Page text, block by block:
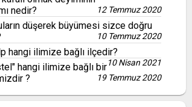
nedir?
12 Temmuz 2020
düşerek büyümesi sizce doğru
10 Temmuz 2020
hangi ilimize bağlı ilçedir?
10 Nisan 2021
hangi ilimize bağlı bir
?
19 Temmuz 2020